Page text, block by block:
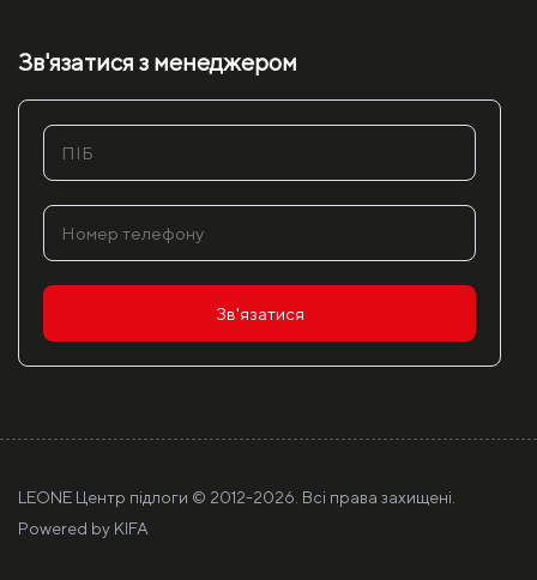
Зв'язатися з менеджером
Зв'язатися
LEONE Центр підлоги © 2012-2026. Всі права захищені.
Powered by KIFA